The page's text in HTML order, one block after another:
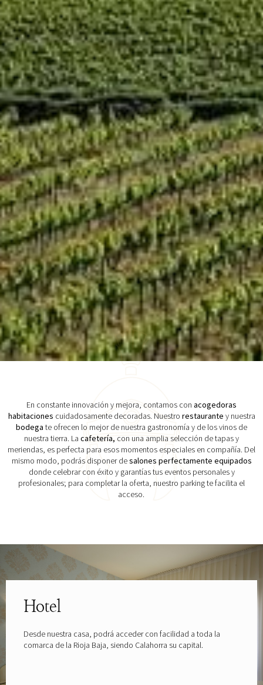
En constante innovación y mejora, contamos con acogedoras
habitaciones cuidadosamente decoradas. Nuestro restaurante y nuestra
bodega te ofrecen lo mejor de nuestra gastronomía y de los vinos de
nuestra tierra. La cafetería, con una amplia selección de tapas y
meriendas, es perfecta para esos momentos especiales en compañía. Del
mismo modo, podrás disponer desalones perfectamente equipados
donde celebrar con éxito y garantías tus eventos personales y
profesionales; para completar la oferta, nuestro parking te facilita el
acceso.
Hotel
Desde nuestra casa, podrá acceder con facilidad a toda la
comarca de la Rioja Baja, siendo Calahorra su capital.